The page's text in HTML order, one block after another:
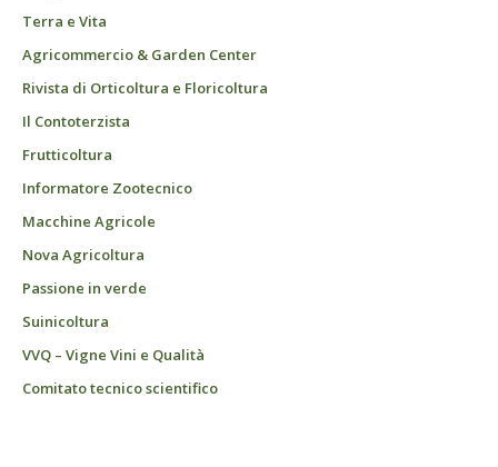
Terra e Vita
Agricommercio & Garden Center
Rivista di Orticoltura e Floricoltura
Il Contoterzista
Frutticoltura
Informatore Zootecnico
Macchine Agricole
Nova Agricoltura
Passione in verde
Suinicoltura
VVQ – Vigne Vini e Qualità
Comitato tecnico scientifico